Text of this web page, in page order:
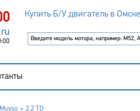
Купить Б/У двигатель в Омске
2.2 TD